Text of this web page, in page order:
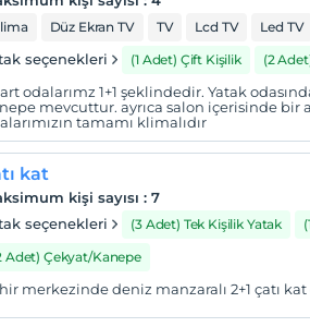
Düz Ekran TV TV Lcd TV Led TV
seçenekleri (1 Adet) Çift Kişilik (2
odalarımz 1+1 şeklindedir. Yatak
mevcuttur. ayrıca salon içerisinde bir
tamamı klimalıdır
kat
kişi sayısı :7
seçenekleri
(3 Adet) Tek Kişilik Yatak
Adet) Çekyat/Kanepe
merkezinde deniz manzaralı 2+1 çatı